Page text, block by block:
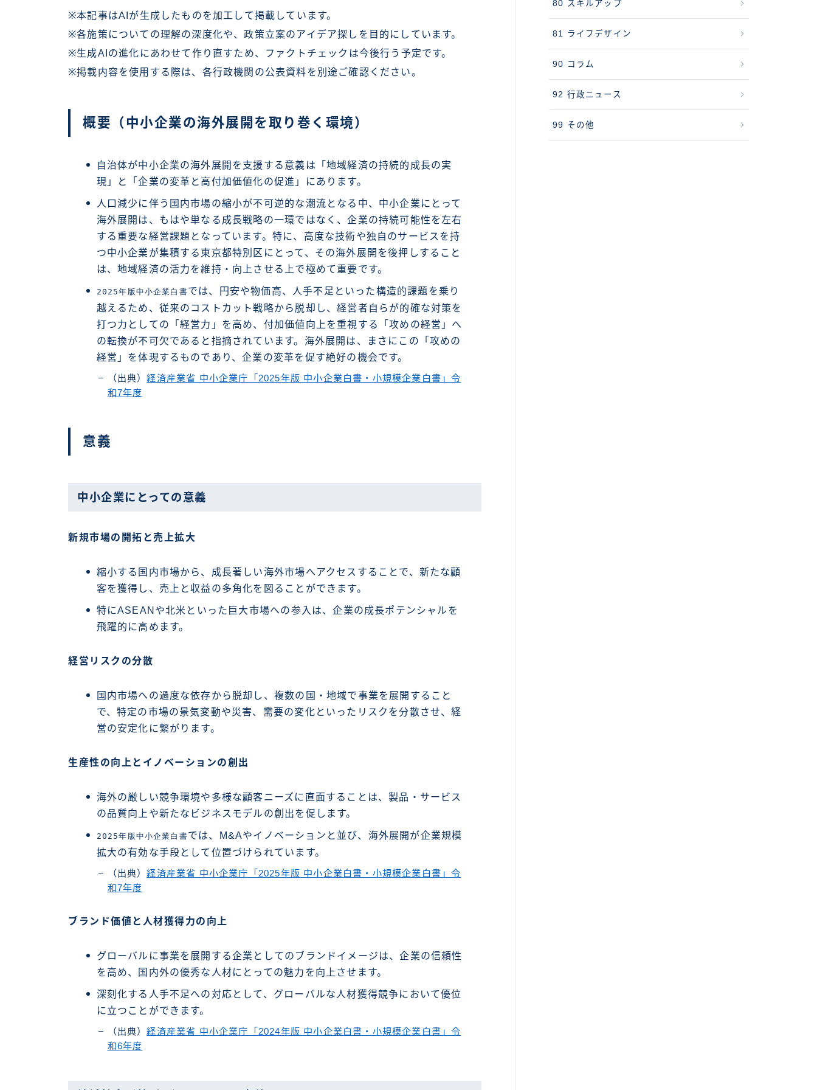
※本記事はAIが生成したものを加工して掲載しています。
※各施策についての理解の深度化や、政策立案のアイデア探しを目的にしています。
※生成AIの進化にあわせて作り直すため、ファクトチェックは今後行う予定です。
※掲載内容を使用する際は、各行政機関の公表資料を別途ご確認ください。
概要（中小企業の海外展開を取り巻く環境）
自治体が中小企業の海外展開を支援する意義は「地域経済の持続的成長の実
現」と「企業の変革と高付加価値化の促進」にあります。
人口減少に伴う国内市場の縮小が不可逆的な潮流となる中、中小企業にとって
海外展開は、もはや単なる成長戦略の一環ではなく、企業の持続可能性を左右
する重要な経営課題となっています。特に、高度な技術や独自のサービスを持
つ中小企業が集積する東京都特別区にとって、その海外展開を後押しすること
は、地域経済の活力を維持・向上させる上で極めて重要です。
2025年版中小企業白書では、円安や物価高、人手不足といった構造的課題を乗り
越えるため、従来のコストカット戦略から脱却し、経営者自らが的確な対策を
打つ力としての「経営力」を高め、付加価値向上を重視する「攻めの経営」へ
の転換が不可欠であると指摘されています。海外展開は、まさにこの「攻めの
経営」を体現するものであり、企業の変革を促す絶好の機会です。
（出典）経済産業省 中小企業庁「2025年版 中小企業白書・小規模企業白書」令
和7年度
意義
中小企業にとっての意義
新規市場の開拓と売上拡大
縮小する国内市場から、成長著しい海外市場へアクセスすることで、新たな顧
客を獲得し、売上と収益の多角化を図ることができます。
特にASEANや北米といった巨大市場への参入は、企業の成長ポテンシャルを
飛躍的に高めます。
経営リスクの分散
国内市場への過度な依存から脱却し、複数の国・地域で事業を展開すること
で、特定の市場の景気変動や災害、需要の変化といったリスクを分散させ、経
営の安定化に繋がります。
生産性の向上とイノベーションの創出
海外の厳しい競争環境や多様な顧客ニーズに直面することは、製品・サービス
の品質向上や新たなビジネスモデルの創出を促します。
2025年版中小企業白書では、M&Aやイノベーションと並び、海外展開が企業規模
拡大の有効な手段として位置づけられています。
（出典）経済産業省 中小企業庁「2025年版 中小企業白書・小規模企業白書」令
和7年度
ブランド価値と人材獲得力の向上
グローバルに事業を展開する企業としてのブランドイメージは、企業の信頼性
を高め、国内外の優秀な人材にとっての魅力を向上させます。
深刻化する人手不足への対応として、グローバルな人材獲得競争において優位
に立つことができます。
（出典）経済産業省 中小企業庁「2024年版 中小企業白書・小規模企業白書」令
和6年度
80 スキルアップ
81 ライフデザイン
90 コラム
92 行政ニュース
99 その他